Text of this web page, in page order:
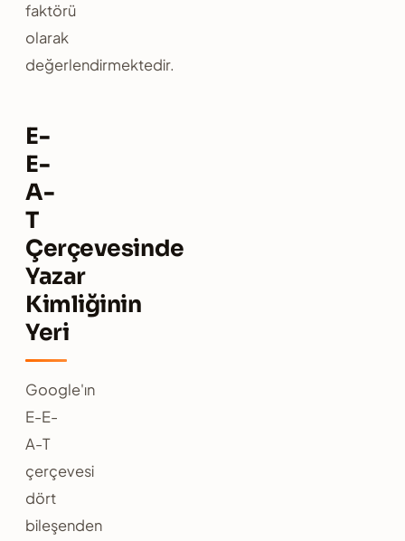
faktörü
olarak
değerlendirmektedir.
E-
E-
A-
T
Çerçevesinde
Yazar
Kimliğinin
Yeri
Google'ın
E-E-
A-T
çerçevesi
dört
bileşenden